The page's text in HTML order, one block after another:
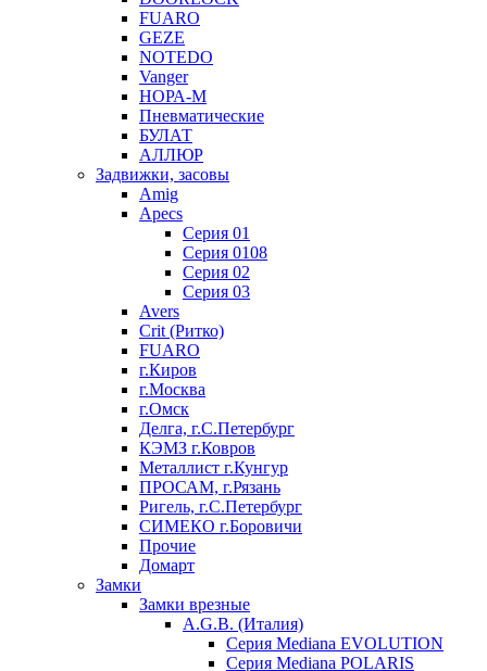
FUARO
GEZE
NOTEDO
Vanger
НОРА-М
Пневматические
БУЛАТ
АЛЛЮР
Задвижки, засовы
Amig
Apecs
Серия 01
Серия 0108
Серия 02
Серия 03
Avers
Crit (Ритко)
FUARO
г.Киров
г.Москва
г.Омск
Делга, г.С.Петербург
КЭМЗ г.Ковров
Металлист г.Кунгур
ПРОСАМ, г.Рязань
Ригель, г.С.Петербург
СИМЕКО г.Боровичи
Прочие
Домарт
Замки
Замки врезные
A.G.B. (Италия)
Серия Mediana EVOLUTION
Серия Mediana POLARIS